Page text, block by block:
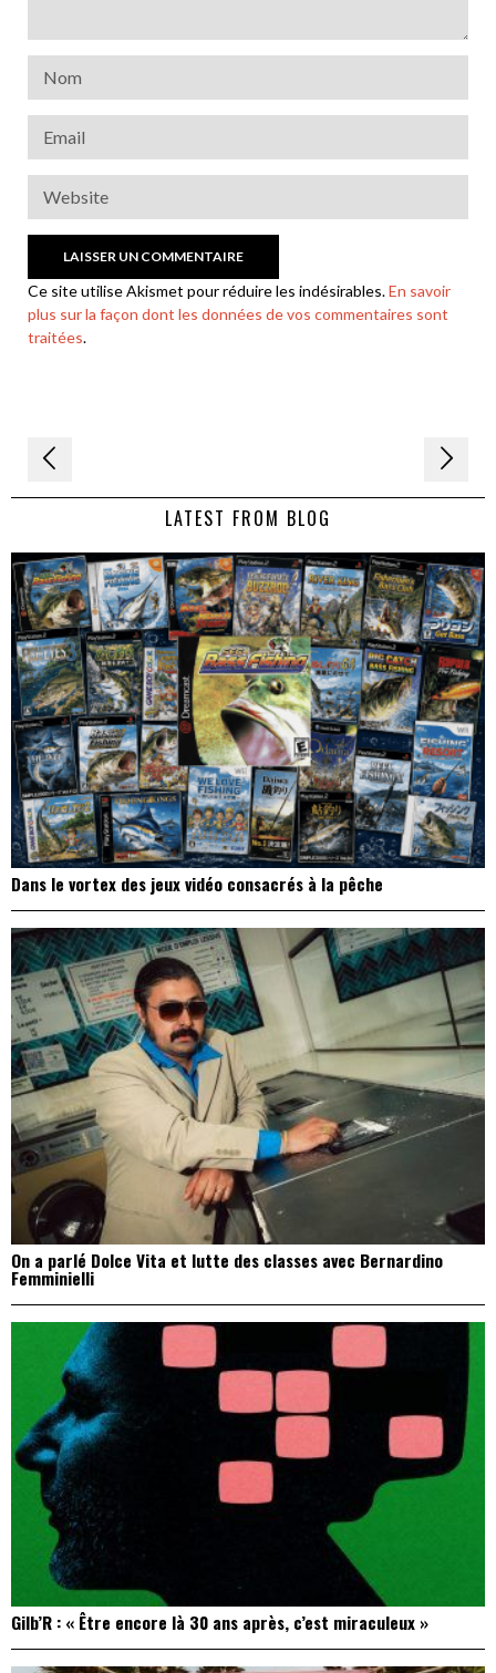
Ce site utilise Akismet pour réduire les indésirables.En savoir
plus sur la façon dont les données de vos commentaires sont
traitées.
Navigation
de LATEST FROM BLOG
Dans le vortex des jeux vidéo consacrés à la pêche
On a parlé Dolce Vita et lutte des classes avec Bernardino
Femminielli
Gilb’R : « Être encore là 30 ans après, c’est miraculeux »